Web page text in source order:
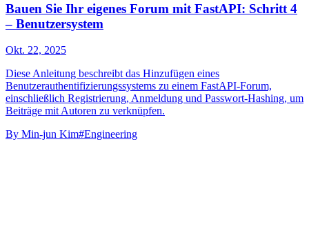
Bauen Sie Ihr eigenes Forum mit FastAPI: Schritt 4
– Benutzersystem
Okt. 22, 2025
Diese Anleitung beschreibt das Hinzufügen eines
Benutzerauthentifizierungssystems zu einem FastAPI-Forum,
einschließlich Registrierung, Anmeldung und Passwort-Hashing, um
Beiträge mit Autoren zu verknüpfen.
By Min-jun Kim#Engineering